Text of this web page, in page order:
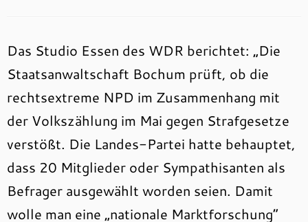
Das Studio Essen des WDR berichtet: „Die
Staatsanwaltschaft Bochum prüft, ob die
rechtsextreme NPD im Zusammenhang mit
der Volkszählung im Mai gegen Strafgesetze
verstößt. Die Landes-Partei hatte behauptet,
dass 20 Mitglieder oder Sympathisanten als
Befrager ausgewählt worden seien. Damit
wolle man eine „nationale Marktforschung“